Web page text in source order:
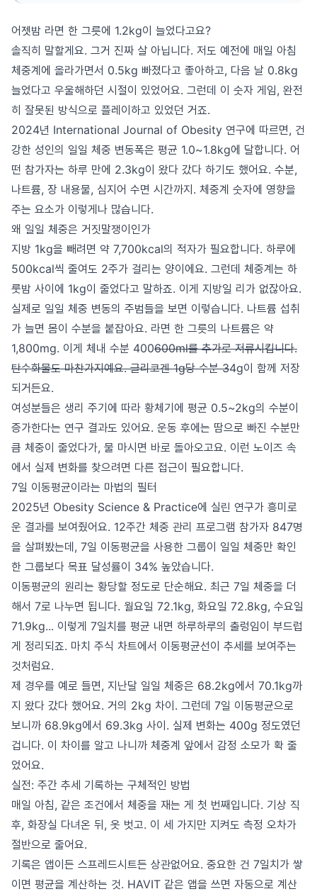
어젯밤 라면 한 그릇에 1.2kg이 늘었다고요?
솔직히 말할게요. 그거 진짜 살 아닙니다. 저도 예전에 매일 아침
체중계에 올라가면서 0.5kg 빠졌다고 좋아하고, 다음 날 0.8kg
늘었다고 우울해하던 시절이 있었어요. 그런데 이 숫자 게임, 완전
히 잘못된 방식으로 플레이하고 있었던 거죠.
2024년 International Journal of Obesity 연구에 따르면, 건
강한 성인의 일일 체중 변동폭은 평균 1.0~1.8kg에 달합니다. 어
떤 참가자는 하루 만에 2.3kg이 왔다 갔다 하기도 했어요. 수분,
나트륨, 장 내용물, 심지어 수면 시간까지. 체중계 숫자에 영향을
주는 요소가 이렇게나 많습니다.
왜 일일 체중은 거짓말쟁이인가
지방 1kg을 빼려면 약 7,700kcal의 적자가 필요합니다. 하루에
500kcal씩 줄여도 2주가 걸리는 양이에요. 그런데 체중계는 하
룻밤 사이에 1kg이 줄었다고 말하죠. 이게 지방일 리가 없잖아요.
실제로 일일 체중 변동의 주범들을 보면 이렇습니다. 나트륨 섭취
가 늘면 몸이 수분을 붙잡아요. 라면 한 그릇의 나트륨은 약
1,800mg. 이게 체내 수분 400600ml를 추가로 저류시킵니다.
탄수화물도 마찬가지예요. 글리코겐 1g당 수분 34g이 함께 저장
되거든요.
여성분들은 생리 주기에 따라 황체기에 평균 0.5~2kg의 수분이
증가한다는 연구 결과도 있어요. 운동 후에는 땀으로 빠진 수분만
큼 체중이 줄었다가, 물 마시면 바로 돌아오고요. 이런 노이즈 속
에서 실제 변화를 찾으려면 다른 접근이 필요합니다.
7일 이동평균이라는 마법의 필터
2025년 Obesity Science & Practice에 실린 연구가 흥미로
운 결과를 보여줬어요. 12주간 체중 관리 프로그램 참가자 847명
을 살펴봤는데, 7일 이동평균을 사용한 그룹이 일일 체중만 확인
한 그룹보다 목표 달성률이 34% 높았습니다.
이동평균의 원리는 황당할 정도로 단순해요. 최근 7일 체중을 더
해서 7로 나누면 됩니다. 월요일 72.1kg, 화요일 72.8kg, 수요일
71.9kg... 이렇게 7일치를 평균 내면 하루하루의 출렁임이 부드럽
게 정리되죠. 마치 주식 차트에서 이동평균선이 추세를 보여주는
것처럼요.
제 경우를 예로 들면, 지난달 일일 체중은 68.2kg에서 70.1kg까
지 왔다 갔다 했어요. 거의 2kg 차이. 그런데 7일 이동평균으로
보니까 68.9kg에서 69.3kg 사이. 실제 변화는 400g 정도였던
겁니다. 이 차이를 알고 나니까 체중계 앞에서 감정 소모가 확 줄
었어요.
실전: 주간 추세 기록하는 구체적인 방법
매일 아침, 같은 조건에서 체중을 재는 게 첫 번째입니다. 기상 직
후, 화장실 다녀온 뒤, 옷 벗고. 이 세 가지만 지켜도 측정 오차가
절반으로 줄어요.
기록은 앱이든 스프레드시트든 상관없어요. 중요한 건 7일치가 쌓
이면 평균을 계산하는 것. HAVIT 같은 앱을 쓰면 자동으로 계산